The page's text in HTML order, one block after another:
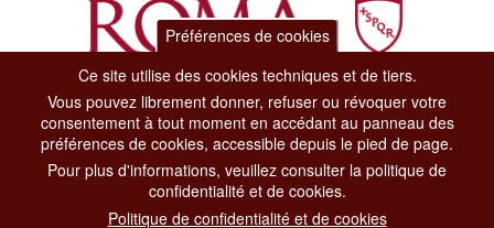
Dipartimento Grandi Eventi, Sport, Turismo e Moda.
Via di San Basilio, 51
00187 Roma
CONTACT CENTER TEL. 06 06 08
Préférences de cookies
Ce site utilise des cookies techniques et de tiers.
Vous pouvez librement donner, refuser ou révoquer votre
consentement à tout moment en accédant au panneau des
préférences de cookies, accessible depuis le pied de page.
Pour plus d'informations, veuillez consulter la politique de
confidentialité et de cookies.
Politique de confidentialité et de cookies